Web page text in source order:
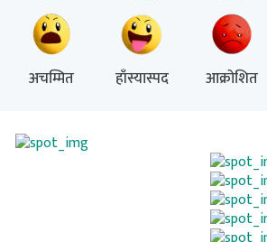
अचम्मित हाँस्यास्पद आक्रोशित